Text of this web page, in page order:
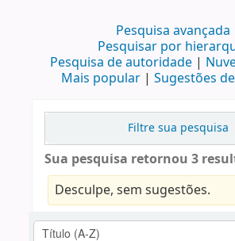
Pesquisa avançada
Pesquisar por
Pesquisa de autoridade
Mais popular
Sugestões
Filtre sua pesquisa
Sua pesquisa retornou 3
Desculpe, sem sugestões.